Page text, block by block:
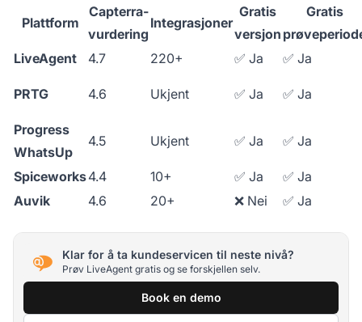
Plattform
Capterra-
vurdering
Integrasjoner
Gratis
versjon
Gratis
LiveAgent
4.7 220+ ✅ Ja ✅ Ja
PRTG 4.6 Ukjent ✅ Ja ✅ Ja
Progress
WhatsUp
4.5 Ukjent ✅ Ja ✅ Ja
Spiceworks4.4 10+ ✅ Ja
✅ Ja
Auvik
4.6 20+ ❌ Nei ✅ Ja
Klar for å ta kundeservicen til neste nivå?
Prøv LiveAgent gratis og se forskjellen selv.
Book en demo